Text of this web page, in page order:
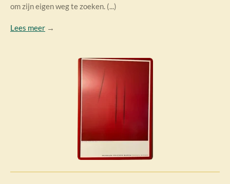
om zijn eigen weg te zoeken. (...)
Lees meer →